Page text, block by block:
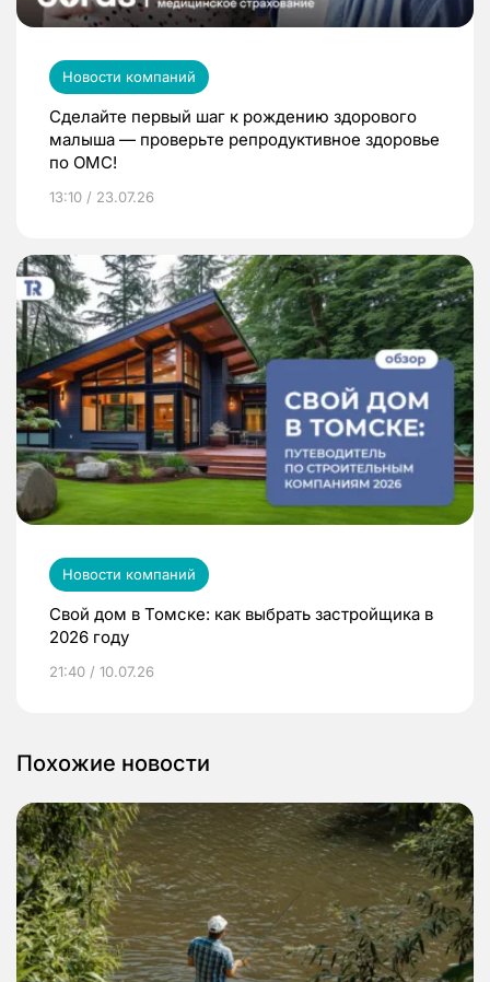
Новости компаний
Сделайте первый шаг к рождению здорового
малыша — проверьте репродуктивное здоровье
по ОМС!
13:10 / 23.07.26
Новости компаний
Свой дом в Томске: как выбрать застройщика в
2026 году
21:40 / 10.07.26
Похожие новости